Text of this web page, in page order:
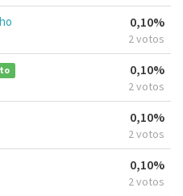
0,10%
2 votos
0,10%
2 votos
0,10%
2 votos
0,10%
2 votos